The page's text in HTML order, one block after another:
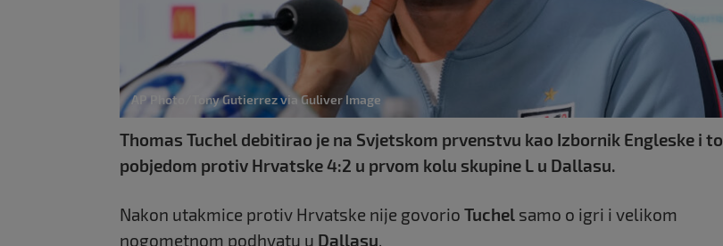
AP Photo/Tony Gutierrez via Guliver Image
Thomas Tuchel debitirao je na Svjetskom prvenstvu kao Izbornik Engleske i to
pobjedom protiv Hrvatske 4:2 u prvom kolu skupine L u Dallasu.
Nakon utakmice protiv Hrvatske nije govorio Tuchel samo o igri i velikom
nogometnom podhvatu u Dallasu.